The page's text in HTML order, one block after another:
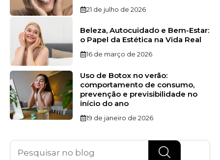
21 de julho de 2026
Beleza, Autocuidado e Bem-Estar:
o Papel da Estética na Vida Real
16 de março de 2026
Uso de Botox no verão:
comportamento de consumo,
prevenção e previsibilidade no
início do ano
19 de janeiro de 2026